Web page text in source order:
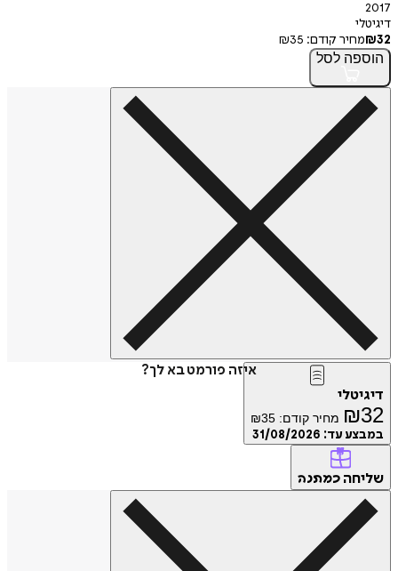
2017
דיגיטלי
₪32 מחיר קודם: ₪35
הוספה לסל
איזה פורמט בא לך?
דיגיטלי
₪32 מחיר קודם: ₪35
במבצע עד: 31/08/2026
שליחה כמתנה